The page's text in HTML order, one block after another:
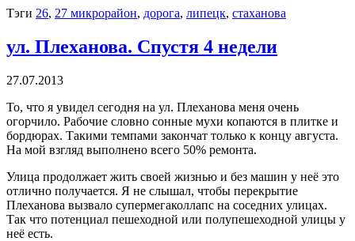
Тэги 26, 27 микрорайон, дорога, липецк, стаханова
ул. Плеханова. Спустя 4 недели
27.07.2013
То, что я увидел сегодня на ул. Плеханова меня очень
огорчило. Рабочие словно сонные мухи копаются в плитке и
бордюрах. Такими темпами закончат только к концу августа.
На мой взгляд выполнено всего 50% ремонта.
Улица продолжает жить своей жизнью и без машин у неё это
отлично получается. Я не слышал, чтобы перекрытие
Плеханова вызвало супермегаколлапс на соседних улицах.
Так что потенциал пешеходной или полупешеходной улицы у
неё есть.